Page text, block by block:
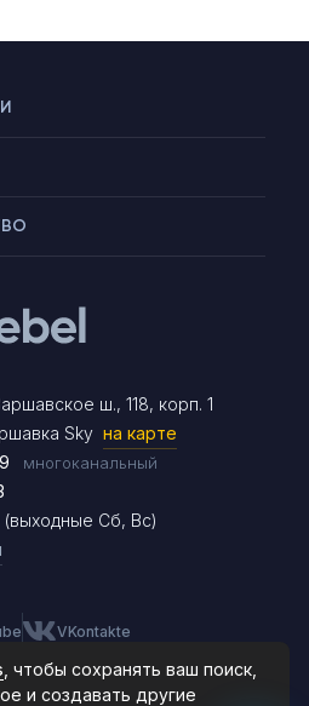
ш., 118, корп. 1
Sky на карте
Сб, Вс)
многоканальный
VKontakte
47-87
09:30 до 18:30
, чтобы сохранять ваш поиск,
и создавать другие